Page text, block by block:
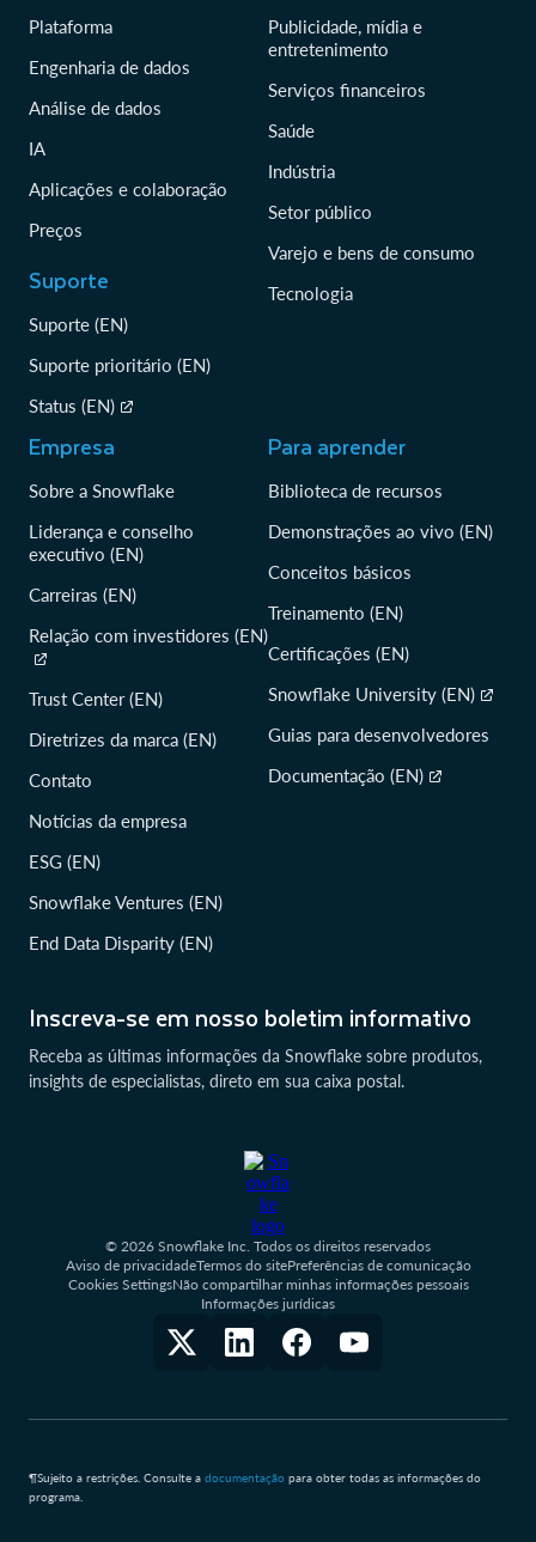
Inscreva-se em nosso boletim informativo
Receba as últimas informações da Snowflake sobre produtos,
insights de especialistas, direto em sua caixa postal.
Plataforma
Engenharia de dados
Análise de dados
IA
Aplicações e colaboração
Preços
Suporte
Suporte (EN)
Suporte prioritário (EN)
Status (EN)
Publicidade, mídia e
entretenimento
Serviços financeiros
Saúde
Indústria
Setor público
Varejo e bens de consumo
Tecnologia
Empresa
Sobre a Snowflake
Liderança e conselho
executivo (EN)
Carreiras (EN)
Relação com investidores (EN)
Trust Center (EN)
Diretrizes da marca (EN)
Contato
Notícias da empresa
ESG (EN)
Snowflake Ventures (EN)
End Data Disparity (EN)
Para aprender
Biblioteca de recursos
Demonstrações ao vivo (EN)
Conceitos básicos
Treinamento (EN)
Certificações (EN)
Snowflake University (EN)
Guias para desenvolvedores
Documentação (EN)
© 2026 Snowflake Inc. Todos os direitos reservados
Aviso de privacidadeTermos do sitePreferências de comunicação
Cookies SettingsNão compartilhar minhas informações pessoais
Informações jurídicas
¶Sujeito a restrições. Consulte a documentação para obter todas as informações do
programa.